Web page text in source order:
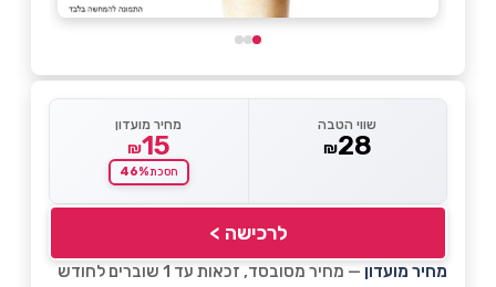
שווי הטבה
₪28
מחיר מועדון
₪15
חסכת46%
לרכישה >
מחיר מועדון
— מחיר מסובסד, זכאות עד 1 שוברים לחודש